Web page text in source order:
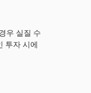
우 실질 수
투자 시에